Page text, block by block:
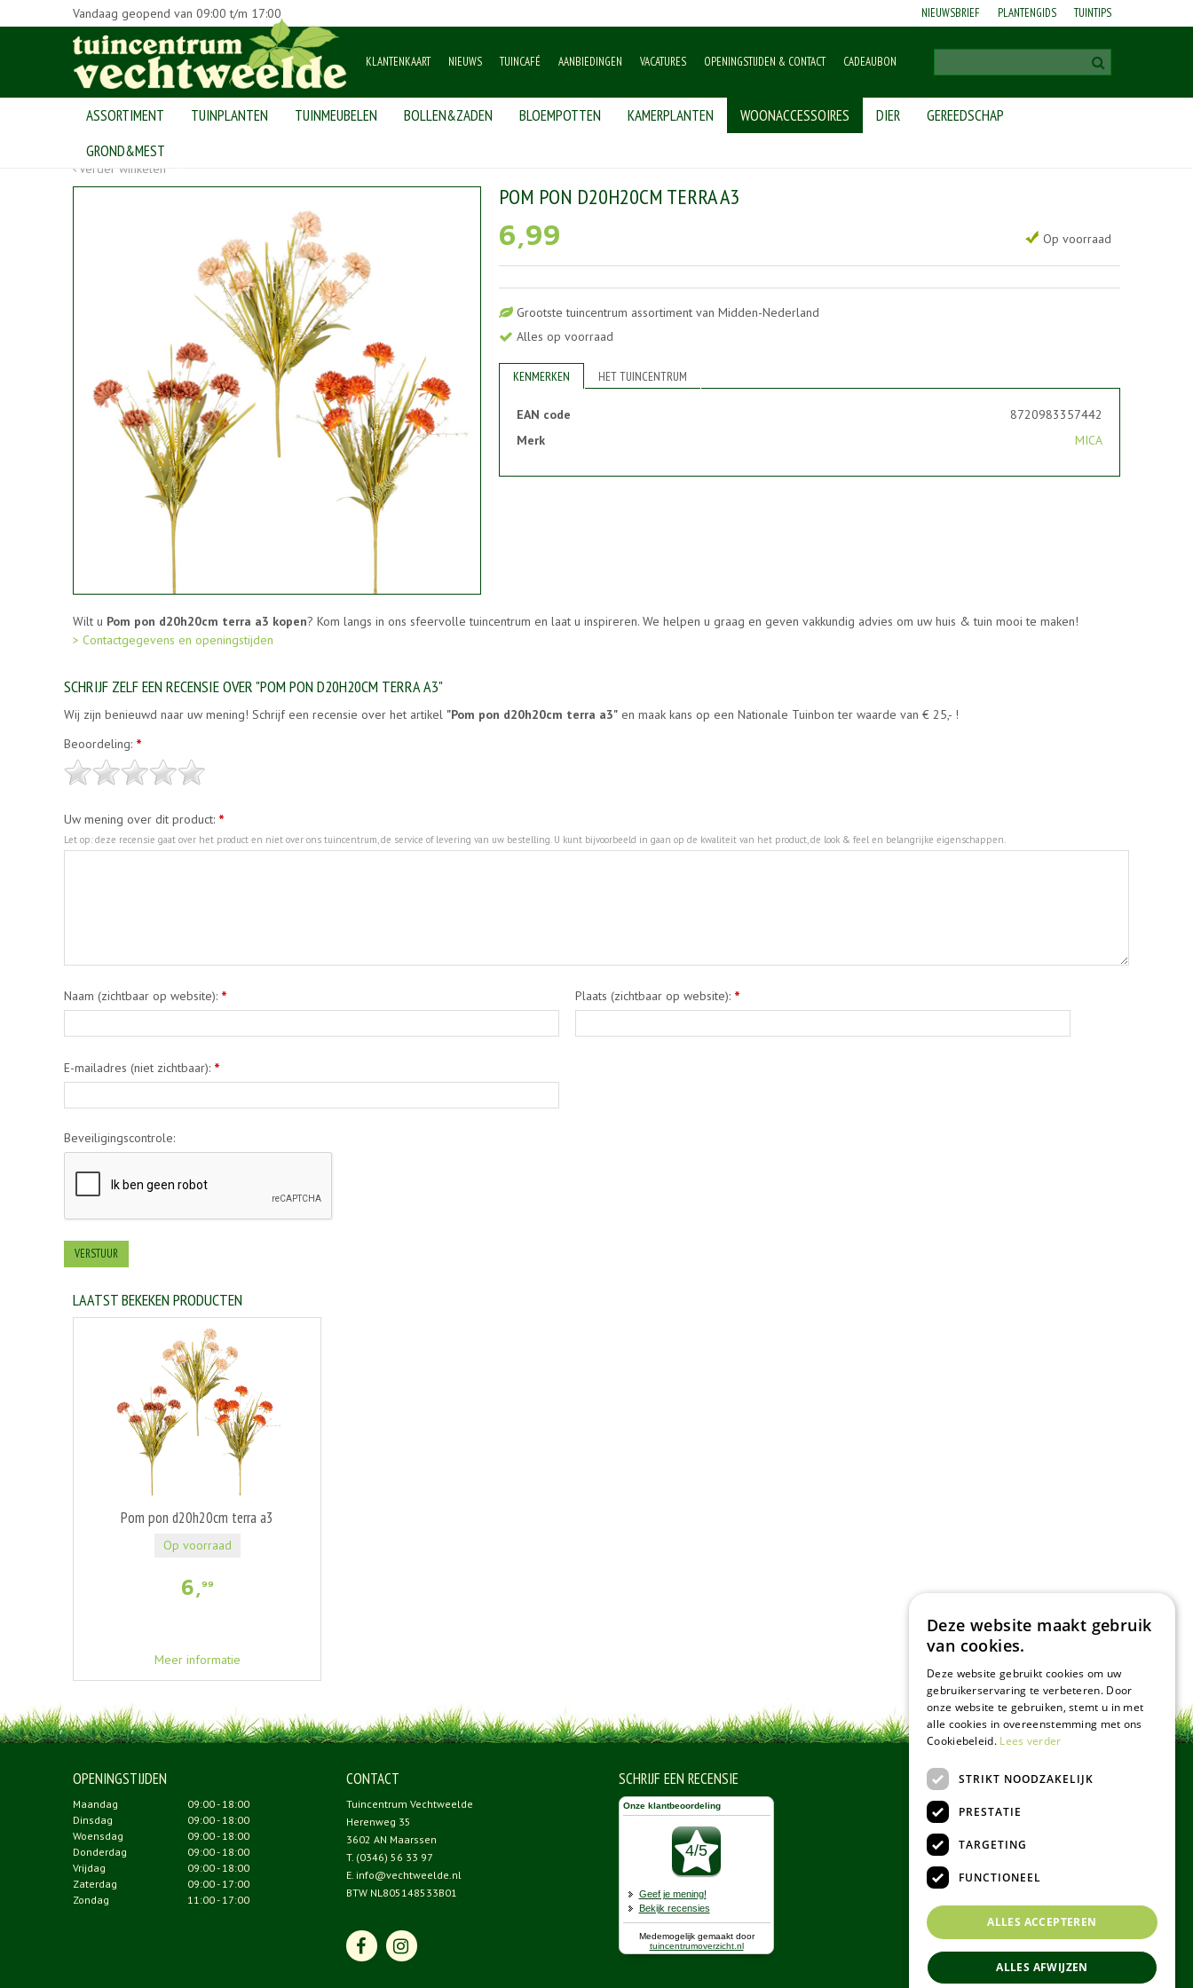
Home > Producten
Vandaag geopend van 09:00 t/m 17:00 NIEUWSBRIEF PLANTENGIDS TUINTIPS
KLANTENKAART NIEUWS TUINCAFÉ AANBIEDINGEN VACATURES OPENINGSTIJDEN & CONTACT CADEAUBON
ASSORTIMENT TUINPLANTEN TUINMEUBELEN BOLLEN&ZADEN BLOEMPOTTEN KAMERPLANTEN WOONACCESSOIRES DIER
GEREEDSCHAP
GROND&MEST
Verder winkelen
POM PON D20H20CM TERRA A3
6,99 Op voorraad
Grootste tuincentrum assortiment van Midden-Nederland
Alles op voorraad
KENMERKEN HET TUINCENTRUM
EAN code
8720983357442
Merk
MICA
Wilt u Pom pon d20h20cm terra a3 kopen? Kom langs in ons sfeervolle tuincentrum en laat u inspireren. We helpen u graag en geven vakkundig advies om uw huis & tuin mooi te maken!
> Contactgegevens en openingstijden
SCHRIJF ZELF EEN RECENSIE OVER "POM PON D20H20CM TERRA A3"
Wij zijn benieuwd naar uw mening! Schrijf een recensie over het artikel "Pom pon d20h20cm terra a3" en maak kans op een Nationale Tuinbon ter waarde van € 25,- !
Beoordeling: *
Uw mening over dit product: *
Let op: deze recensie gaat over het product en niet over ons tuincentrum, de service of levering van uw bestelling. U kunt bijvoorbeeld in gaan op de kwaliteit van het product, de look & feel en belangrijke eigenschappen.
Naam (zichtbaar op website): * Plaats (zichtbaar op website): *
E-mailadres (niet zichtbaar): *
Beveiligingscontrole:
LAATST BEKEKEN PRODUCTEN
Pom pon d20h20cm terra a3
6 99
Meer informatie
Op voorraad
OPENINGSTIJDEN
Maandag
09:00 - 18:00
Dinsdag
09:00 - 18:00
Woensdag
09:00 - 18:00
Donderdag
09:00 - 18:00
Vrijdag
09:00 - 18:00
Zaterdag
09:00 - 17:00
Zondag
11:00 - 17:00
CONTACT
Tuincentrum Vechtweelde
Herenweg 35
3602 AN Maarssen
T. (0346) 56 33 97
E. info@vechtweelde.nl
BTW NL805148533B01
SCHRIJF EEN RECENSIE
Deze website maakt gebruik
van cookies.
Deze website gebruikt cookies om uw
gebruikerservaring te verbeteren. Door
onze website te gebruiken, stemt u in met
alle cookies in overeenstemming met ons
Cookiebeleid. Lees verder
STRIKT NOODZAKELIJK
PRESTATIE
TARGETING
FUNCTIONEEL
ALLES ACCEPTEREN
ALLES AFWIJZEN